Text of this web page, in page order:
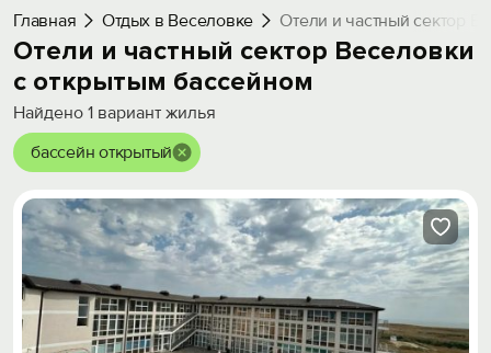
Добавить свой объект
Главная Отдых в Веселовке Отели и частный сектор
Отели и частный сектор Веселовки
с открытым бассейном
Найдено 1 вариант жилья
бассейн открытый